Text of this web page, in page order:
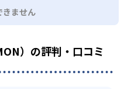
な受講スタイル
間内であれば、何曜日に
、教室によっては自宅か
成感を味わうことで、
ろう。
校生
たい生徒向け
数学・英語・国語の3教
に関しては他塾を検討す
きません
）の評判・口コミ